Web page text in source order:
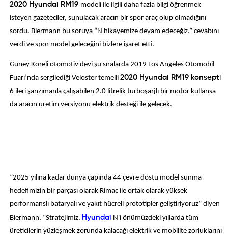
2020 Hyundai RM19 modeli ile ilgili daha fazla bilgi öğrenmek
isteyen gazeteciler, sunulacak aracın bir spor araç olup olmadığını
sordu. Biermann bu soruya “N hikayemize devam edeceğiz.” cevabını
verdi ve spor model geleceğini bizlere işaret etti.
Güney Koreli otomotiv devi şu sıralarda 2019 Los Angeles Otomobil
Fuarı’nda sergilediği Veloster temelli2020 Hyundai RM19 konsepti
6 ileri şanzımanla çalışabilen 2.0 litrelik turboşarjlı bir motor kullansa
da aracın üretim versiyonu elektrik desteği ile gelecek.
“2025 yılına kadar dünya çapında 44 çevre dostu model sunma
hedefimizin bir parçası olarak Rimac ile ortak olarak yüksek
performanslı bataryalı ve yakıt hücreli prototipler geliştiriyoruz” diyen
Biermann, “Stratejimiz, Hyundai
N'i önümüzdeki yıllarda tüm
üreticilerin yüzleşmek zorunda kalacağı elektrik ve mobilite zorluklarını